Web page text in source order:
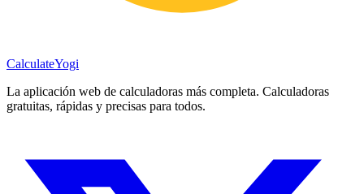
CalculateYogi
La aplicación web de calculadoras más completa. Calculadoras
gratuitas, rápidas y precisas para todos.